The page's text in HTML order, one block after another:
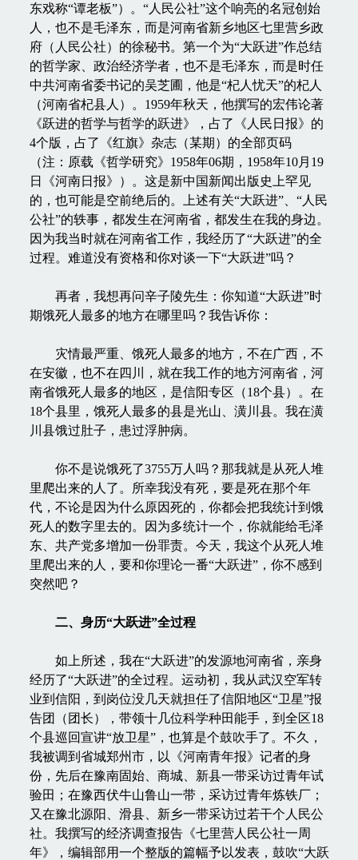
东戏称“谭老板”）。“人民公社”这个响亮的名冠创始
人，也不是毛泽东，而是河南省新乡地区七里营乡政
府（人民公社）的徐秘书。第一个为“大跃进”作总结
的哲学家、政治经济学者，也不是毛泽东，而是时任
中共河南省委书记的吴芝圃，他是“杞人忧天”的杞人
（河南省杞县人）。1959年秋天，他撰写的宏伟论著
《跃进的哲学与哲学的跃进》，占了《人民日报》的
4个版，占了《红旗》杂志（某期）的全部页码
（注：原载《哲学研究》1958年06期，1958年10月19
日《河南日报》）。这是新中国新闻出版史上罕见
的，也可能是空前绝后的。上述有关“大跃进”、“人民
公社”的轶事，都发生在河南省，都发生在我的身边。
因为我当时就在河南省工作，我经历了“大跃进”的全
过程。难道没有资格和你对谈一下“大跃进”吗？
再者，我想再问辛子陵先生：你知道“大跃进”时
期饿死人最多的地方在哪里吗？我告诉你：
灾情最严重、饿死人最多的地方，不在广西，不
在安徽，也不在四川，就在我工作的地方河南省，河
南省饿死人最多的地区，是信阳专区（18个县）。在
18个县里，饿死人最多的县是光山、潢川县。我在潢
川县饿过肚子，患过浮肿病。
你不是说饿死了3755万人吗？那我就是从死人堆
里爬出来的人了。所幸我没有死，要是死在那个年
代，不论是因为什么原因死的，你都会把我统计到饿
死人的数字里去的。因为多统计一个，你就能给毛泽
东、共产党多增加一份罪责。今天，我这个从死人堆
里爬出来的人，要和你理论一番“大跃进”，你不感到
突然吧？
二、身历“大跃进”全过程
如上所述，我在“大跃进”的发源地河南省，亲身
经历了“大跃进”的全过程。运动初，我从武汉空军转
业到信阳，到岗位没几天就担任了信阳地区“卫星”报
告团（团长），带领十几位科学种田能手，到全区18
个县巡回宣讲“放卫星”，也算是个鼓吹手了。不久，
我被调到省城郑州市，以《河南青年报》记者的身
份，先后在豫南固始、商城、新县一带采访过青年试
验田；在豫西伏牛山鲁山一带，采访过青年炼铁厂；
又在豫北源阳、滑县、新乡一带采访过若干个人民公
社。我撰写的经济调查报告《七里营人民公社一周
年》，编辑部用一个整版的篇幅予以发表，鼓吹“大跃